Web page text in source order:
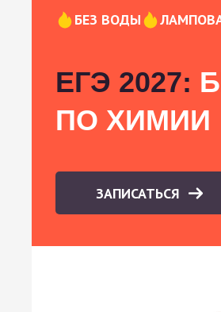
БЕЗ ВОДЫ
ЕГЭ 2027:
ПО ХИМИИ
ЗАПИСАТЬСЯ